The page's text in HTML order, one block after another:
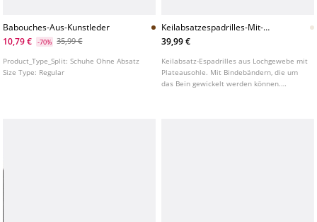
Babouches-Aus-Kunstleder
10,79 €
-70% 35,99 €
Product_Type_Split:Schuhe Ohne Absatz
Size Type: Regular
Keilabsatzespadrilles-Mit-
Plateausohle-Und-
Bindebandern
39,99 €
Keilabsatz-Espadrilles aus Lochgewebe mit
Plateausohle. Mit Bindebändern, die um
das Bein gewickelt werden können.